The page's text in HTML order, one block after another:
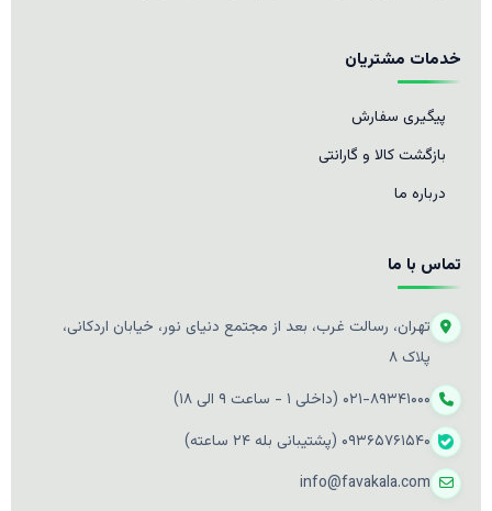
خدمات مشتریان
پیگیری سفارش
بازگشت کالا و گارانتی
درباره ما
تماس با ما
تهران، رسالت غرب، بعد از مجتمع دنیای نور، خیابان اردکانی،
پلاک ۸
۰۲۱-۸۹۳۴۱۰۰۰ (داخلی ۱ - ساعت ۹ الی ۱۸)
۰۹۳۶۵۷۶۱۵۴۰ (پشتیبانی بله ۲۴ ساعته)
info@favakala.com